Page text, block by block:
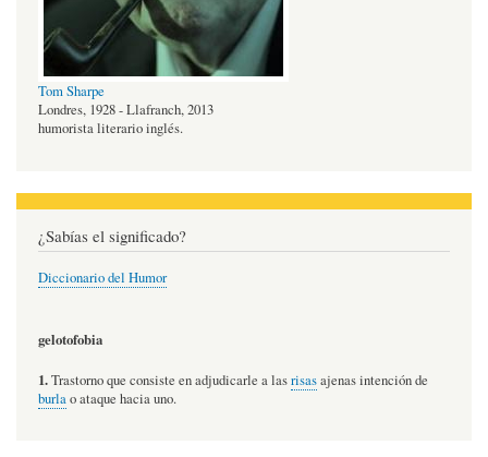
Tom Sharpe
Londres, 1928 - Llafranch, 2013
humorista literario inglés.
¿Sabías el significado?
Diccionario del Humor
gelotofobia
1.Trastorno que consiste en adjudicarle a lasrisasajenas intención de
burlao ataque hacia uno.